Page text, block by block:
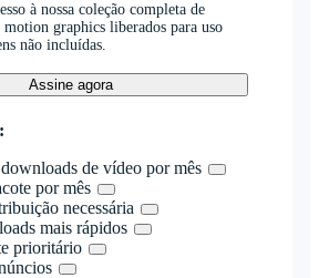
à nossa coleção completa de
motion graphics liberados para uso
não incluídas.
Assine agora
de vídeo por mês
por mês
necessária
mais rápidos
prioritário